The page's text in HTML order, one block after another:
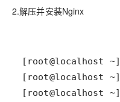
2.解压并安装Nginx